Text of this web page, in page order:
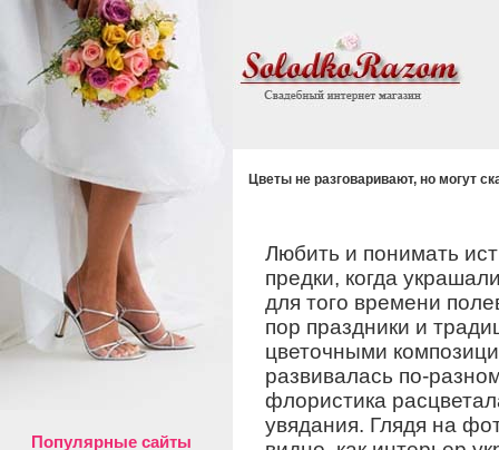
Популярные сайты
Цветы не разговаривают, но могут
Любить и понимать
предки, когда
для того времени
пор праздники и
цветочными
развивалась по-
флористика
увядания. Глядя на